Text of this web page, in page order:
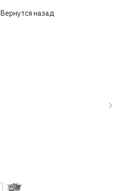
Вернутся назад